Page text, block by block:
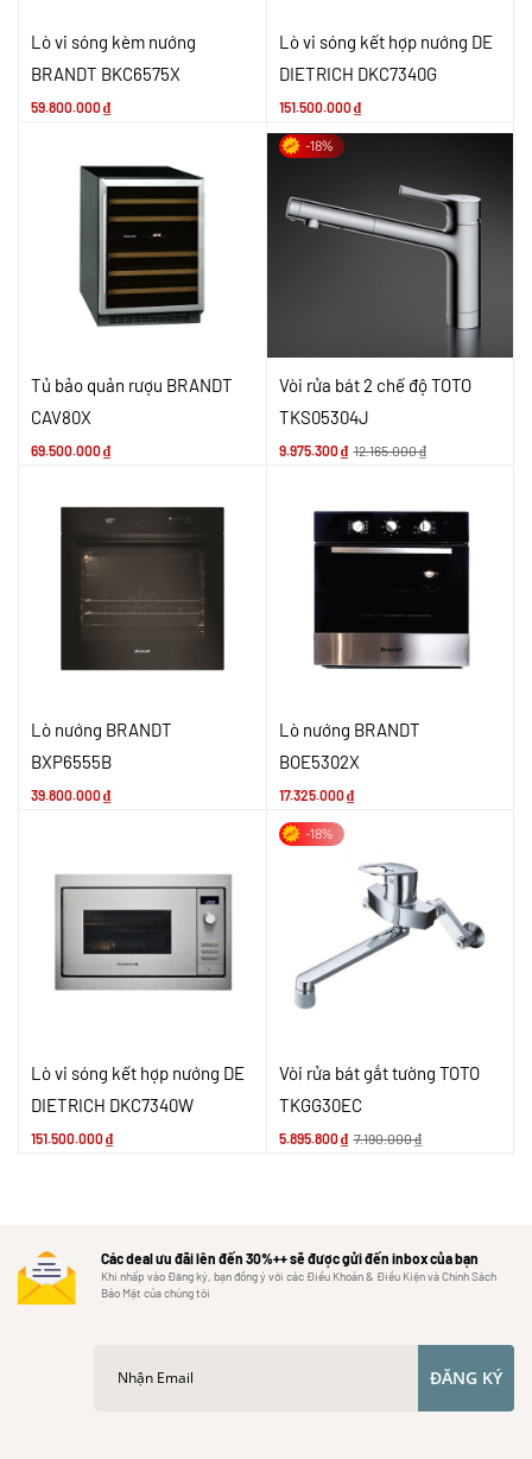
Lò vi sóng kèm nướng
BRANDT BKC6575X
59.800.000₫
Lò vi sóng kết hợp nướng DE
DIETRICH DKC7340G
151.500.000₫
Tủ bảo quản rượu BRANDT
CAV80X
69.500.000₫
-18%
Vòi rửa bát 2 chế độ TOTO
TKS05304J
9.975.300₫ 12.165.000₫
Lò nướng BRANDT
BXP6555B
39.800.000₫
Lò nướng BRANDT
BOE5302X
17.325.000₫
Lò vi sóng kết hợp nướng DE
DIETRICH DKC7340W
151.500.000₫
-18%
Vòi rửa bát gắt tường TOTO
TKGG30EC
5.895.800₫ 7.190.000₫
Các deal ưu đãi lên đến 30%++ sẽ được gửi đến inbox của bạn
Khi nhấp vào Đăng ký, bạn đồng ý với các Điều Khoản & Điều Kiện và Chính Sách
Bảo Mật của chúng tôi
ĐĂNG KÝ